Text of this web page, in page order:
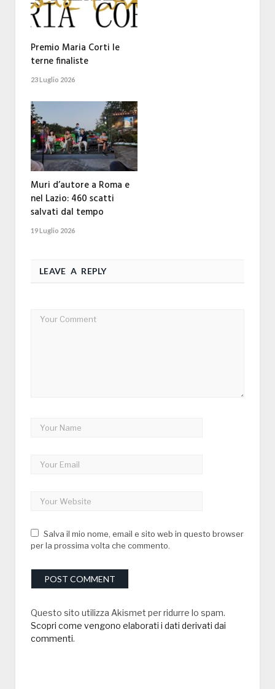
Premio Maria Corti le
terne finaliste
23 Luglio 2026
Muri d’autore a Roma e
nel Lazio: 460 scatti
salvati dal tempo
19 Luglio 2026
LEAVE A REPLY
Salva il mio nome, email e sito web in questo browser
per la prossima volta che commento.
Questo sito utilizza Akismet per ridurre lo spam.
Scopri come vengono elaborati i dati derivati dai
commenti.